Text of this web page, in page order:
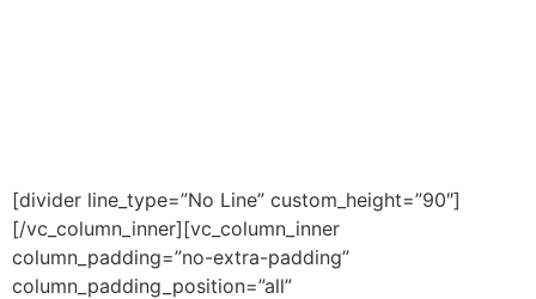
[divider line_type=”No Line” custom_height=”90″]
[/vc_column_inner][vc_column_inner
column_padding=”no-extra-padding”
column_padding_position=”all”